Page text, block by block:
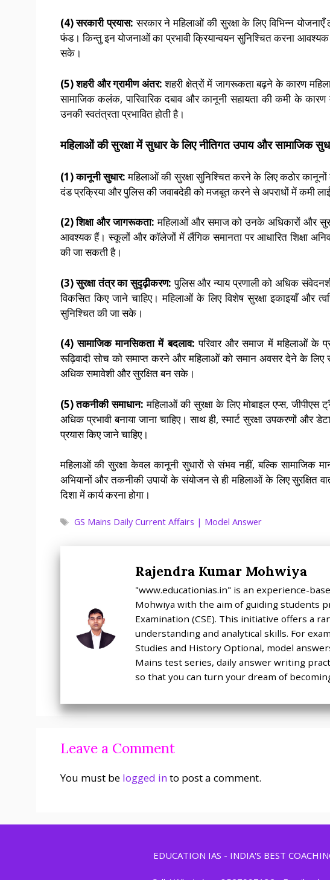
(4) सरकारी प्रयास:सरकार ने महिलाओं की सुरक्षा के लिए विभिन्न
फंड। किन्तु इन योजनाओं का प्रभावी क्रियान्वयन सुनिश्चित करना
सके।
(5) शहरी और ग्रामीण अंतर:शहरी क्षेत्रों में जागरूकता बढ़ने के कारण
सामाजिक कलंक, पारिवारिक दबाव और कानूनी सहायता की कमी के
उनकी स्वतंत्रता प्रभावित होती है।
महिलाओं की सुरक्षा में सुधार के लिए नीतिगत उपाय और सामाजिक
(1) कानूनी सुधार:महिलाओं की सुरक्षा सुनिश्चित करने के लिए कठोर
दंड प्रक्रिया और पुलिस की जवाबदेही को मजबूत करने से अपराधों में कमी
(2) शिक्षा और जागरूकता:महिलाओं और समाज को उनके अधिकारों और
आवश्यक हैं। स्कूलों और कॉलेजों में लैंगिक समानता पर आधारित शिक्षा
की जा सकती है।
(3) सुरक्षा तंत्र का सुदृढ़ीकरण:पुलिस और न्याय प्रणाली को अधिक
विकसित किए जाने चाहिए। महिलाओं के लिए विशेष सुरक्षा इकाइयाँ और
सुनिश्चित की जा सके।
(4) सामाजिक मानसिकता में बदलाव:परिवार और समाज में महिलाओं के
रूढ़िवादी सोच को समाप्त करने और महिलाओं को समान अवसर देने के लिए
अधिक समावेशी और सुरक्षित बन सके।
(5) तकनीकी समाधान:महिलाओं की सुरक्षा के लिए मोबाइल एप्स,
अधिक प्रभावी बनाया जाना चाहिए। साथ ही, स्मार्ट सुरक्षा उपकरणों और
प्रयास किए जाने चाहिए।
महिलाओं की सुरक्षा केवल कानूनी सुधारों से संभव नहीं, बल्कि सामाजिक
अभियानों और तकनीकी उपायों के संयोजन से ही महिलाओं के लिए सुरक्षित
दिशा में कार्य करना होगा।
Tags
GS Mains Daily Current Affairs | Model Answer
Rajendra Kumar Mohwiya
"www.educationias.in" is an experience-
Mohwiya with the aim of guiding students
Examination (CSE). This initiative offers a
understanding and analytical skills. For
Studies and History Optional, model
Mains test series, daily answer writing
so that you can turn your dream of
Leave a Comment
You must be logged into post a comment.
EDUCATION IAS - INDIA'S BEST